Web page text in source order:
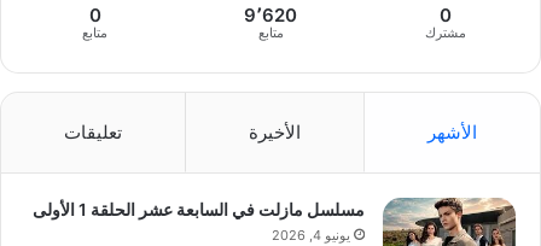
0
مشترك
9٬620
متابع
0
متابع
الأشهر الأخيرة تعليقات
مسلسل مازلت في السابعة عشر الحلقة 1 الأولى
يونيو 4, 2026